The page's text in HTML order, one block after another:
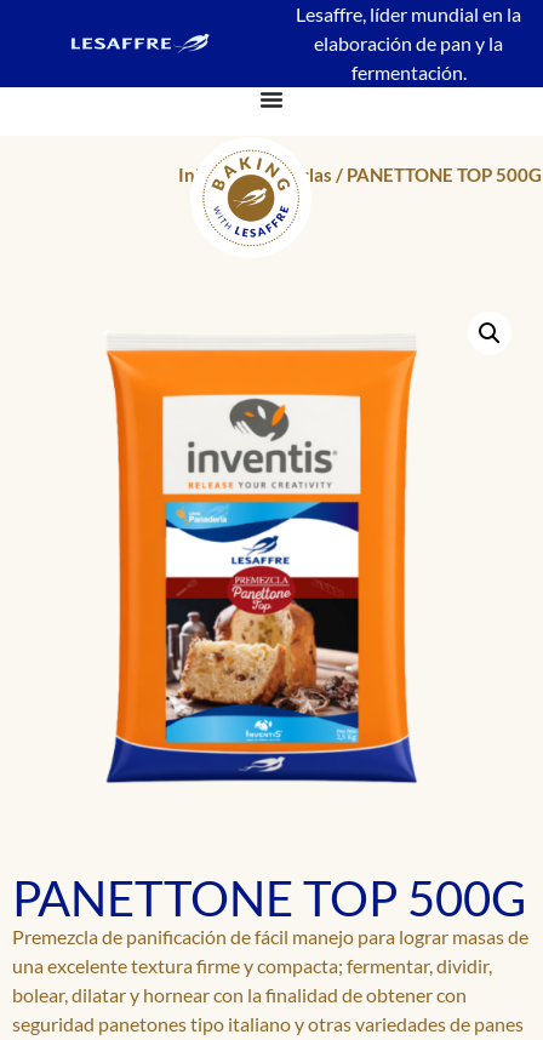
Lesaffre, líder mundial en la
elaboración de pan y la
fermentación.
Inicio /Premezclas / PANETTONE TOP 500G
PANETTONE TOP 500G
Premezcla de panificación de fácil manejo para lograr masas de
una excelente textura firme y compacta; fermentar, dividir,
bolear, dilatar y hornear con la finalidad de obtener con
seguridad panetones tipo italiano y otras variedades de panes